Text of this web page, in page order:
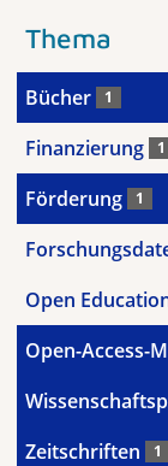
Thema
Bücher 1
Finanzierung 1
Förderung 1
Open
Open-Access-
Zeitschriften 1